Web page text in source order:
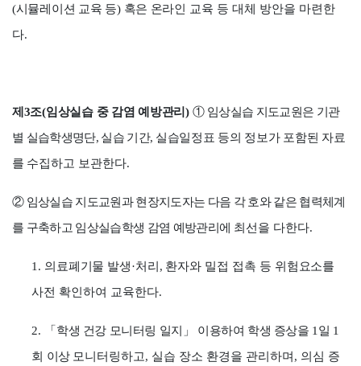
(시뮬레이션 교육 등) 혹은 온라인
교육 등 대체 방안을 마련한
다.
제 3조(임상실습 중 감염 예방관리) ① 임상실습 지도교원은 기관
별 실습학생명단, 실습 기간, 실습일정표 등의 정보가 포함된 자료
를 수집하고 보관한다.
② 임상실습 지도교원과 현장지도자는 다음 각 호와 같은 협력체계
를 구축하고 임상실습학생 감염 예방관리에 최선을 다한다.
1. 의료폐기물 발생·처리 , 환자와 밀접 접촉 등 위험요소를
사전 확인하여 교육한다.
2. 「 학생 건강 모니터링 일지 」 이용하여 학생 증상을 1 일 1
회 이상 모니터링하고, 실습 장소 환경을 관리하며 , 의심 증